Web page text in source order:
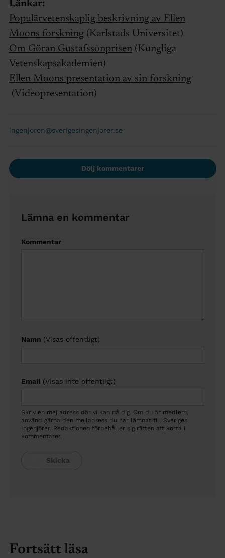
Länkar:
Populärvetenskaplig beskrivning av Ellen
Moons forskning(Karlstads Universitet)
Om Göran Gustafssonprisen(Kungliga
Vetenskapsakademien)
Ellen Moons presentation av sin forskning
(Videopresentation)
ingenjoren@sverigesingenjorer.se
Dölj kommentarer
Lämna en kommentar
Kommentar
Namn (Visas offentligt)
Email (Visas inte offentligt)
Skriv en mejladress där vi kan nå dig. Om du är medlem,
använd gärna den mejladress du har lämnat till Sveriges
Ingenjörer. Redaktionen förbehåller sig rätten att korta i
kommentarer.
Fortsätt läsa